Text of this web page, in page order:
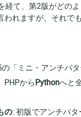
て、第2版がどの
れますが、それで
「ミニ・アンチパ
PHPからPythonへと
の: 初版でアンチパ